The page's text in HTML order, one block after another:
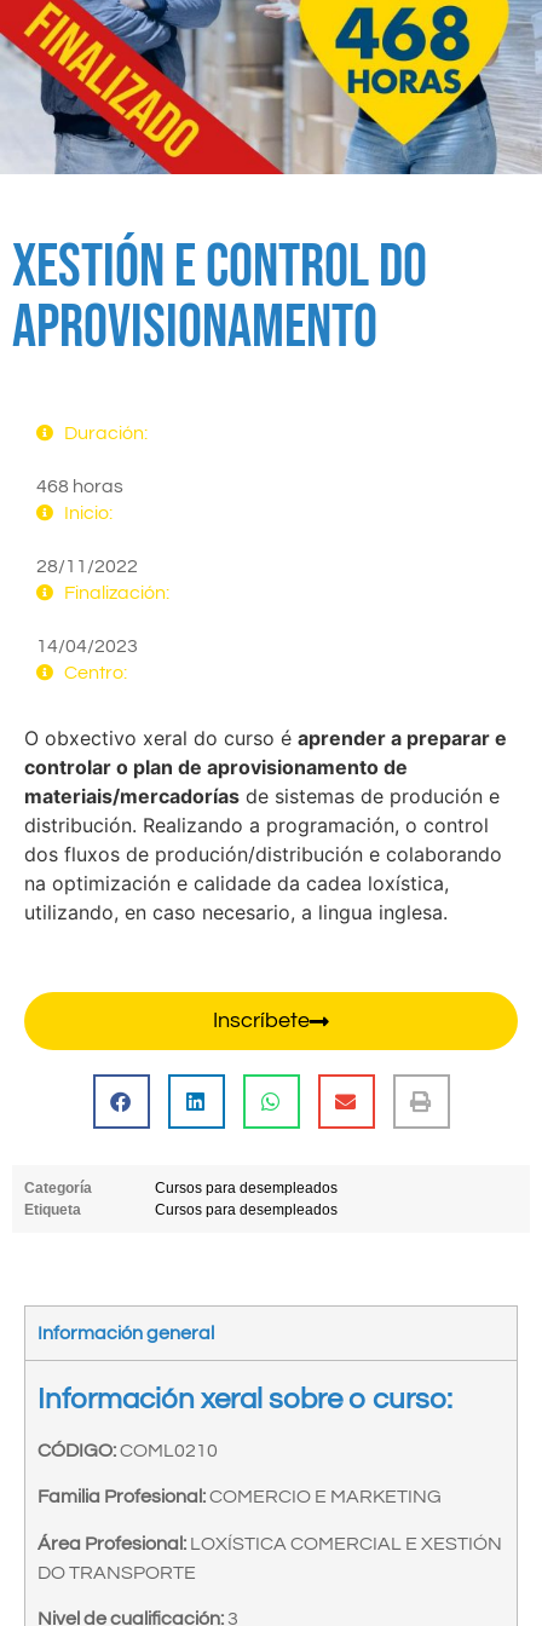
Xestión e Control do
Aprovisionamento
Duración:
468 horas
Inicio:
28/11/2022
Finalización:
14/04/2023
Centro:
O obxectivo xeral do curso é aprender a preparar e
controlar o plan de aprovisionamento de
materiais/mercadorías de sistemas de produción e
distribución. Realizando a programación, o control
dos fluxos de produción/distribución e colaborando
na optimización e calidade da cadea loxística,
utilizando, en caso necesario, a lingua inglesa.
Inscríbete
Categoría
Cursos para desempleados
Etiqueta
Cursos para desempleados
Información general
Información xeral sobre o curso:
CÓDIGO:COML0210
Familia Profesional:COMERCIO E MARKETING
Área Profesional: LOXÍSTICA COMERCIAL E XESTIÓN
DO TRANSPORTE
Nivel de cualificación:3